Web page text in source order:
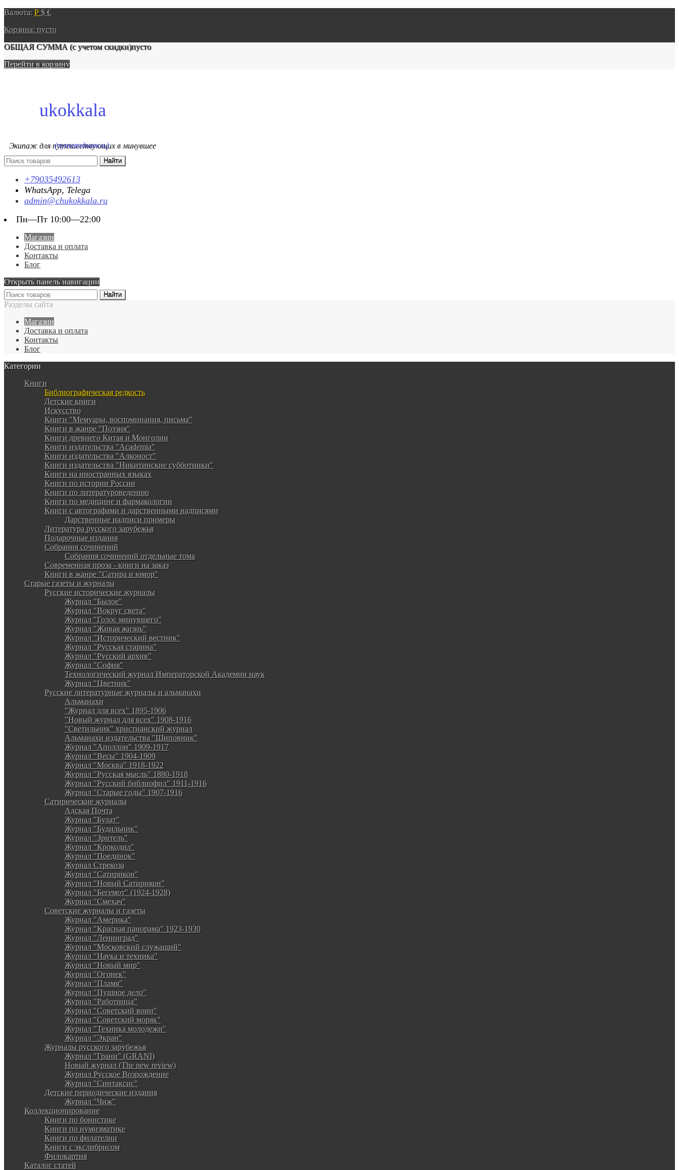
Валюта: Р $ €
Корзина: пусто
ОБЩАЯ СУММА (с учетом скидки)пусто
Перейти в корзину
ukokkala
Экипаж для путешествующих в минувшее
(путеводитель)
+79035492613
WhatsApp, Telega
admin@chukokkala.ru
Пн—Пт 10:00—22:00
Магазин
Доставка и оплата
Контакты
Блог
Открыть панель навигации
Разделы сайта
Магазин
Доставка и оплата
Контакты
Блог
Категории
Книги
Библиографическая редкость
Детские книги
Искусство
Книги "Мемуары, воспоминания, письма"
Книги в жанре "Поэзия"
Книги древнего Китая и Монголии
Книги издательства "Academia"
Книги издательства "Алконост"
Книги издательства "Никитинские субботники"
Книги на иностранных языках
Книги по истории России
Книги по литературоведению
Книги по медицине и фармакологии
Книги с автографами и дарственными надписями
Дарственные надписи примеры
Литература русского зарубежья
Подарочные издания
Собрания сочинений
Собрания сочинений отдельные тома
Современная проза - книги на заказ
Книги в жанре "Сатира и юмор"
Старые газеты и журналы
Русские исторические журналы
Журнал "Былое"
Журнал "Вокруг света"
Журнал "Голос минувшего"
Журнал "Живая жизнь"
Журнал "Исторический вестник"
Журнал "Русская старина"
Журнал "Русский архив"
Журнал "София"
Технологический журнал Императорской Академии наук
Журнал "Цветник"
Русские литературные журналы и альманахи
Альманахи
"Журнал для всех" 1895-1906
"Новый журнал для всех" 1908-1916
"Светильник" христианский журнал
Альманахи издательства "Шиповник"
Журнал "Аполлон" 1909-1917
Журнал "Весы" 1904-1909
Журнал "Москва" 1918-1922
Журнал "Русская мысль" 1880-1918
Журнал "Русский библиофил" 1911-1916
Журнал "Старые годы" 1907-1916
Сатирические журналы
Адская Почта
Журнал "Булат"
Журнал "Будильник"
Журнал "Зритель"
Журнал "Крокодил"
Журнал "Поединок"
Журнал Стрекоза
Журнал "Сатирикон"
Журнал "Новый Сатирикон"
Журнал "Бегемот" (1924-1928)
Журнал "Смехач"
Советские журналы и газеты
Журнал "Америка"
Журнал "Красная панорама" 1923-1930
Журнал "Ленинград"
Журнал "Московский служащий"
Журнал "Наука и техника"
Журнал "Новый мир"
Журнал "Огонек"
Журнал "Пламя"
Журнал "Пушное дело"
Журнал "Работница"
Журнал "Советский воин"
Журнал "Советский моряк"
Журнал "Техника молодежи"
Журнал "Экран"
Журналы русского зарубежья
Журнал "Грани" (GRANI)
Новый журнал (The new review)
Журнал Русское Возрождение
Журнал "Синтаксис"
Детские периодические издания
Журнал "Чиж"
Коллекционирование
Книги по бонистике
Книги по нумизматике
Книги по филателии
Книги с экслибрисом
Филокартия
Каталог статей